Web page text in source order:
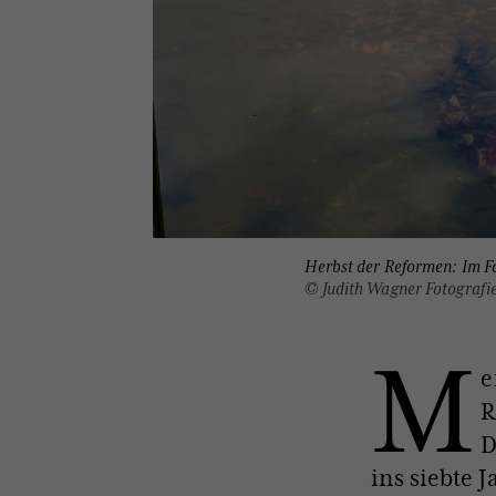
Herbst der Reformen: Im
© Judith Wagner
M
ins siebte